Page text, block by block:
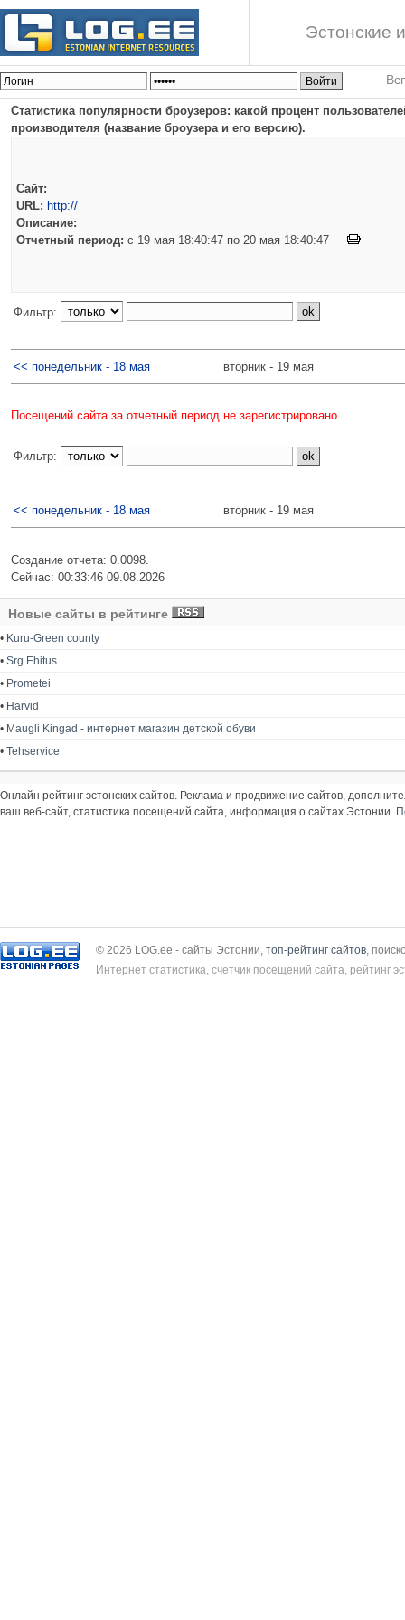
Эстонские
Статистика популярности броузеров: какой процент
производителя (название броузера и его версию).
Сайт:
URL: http://
Описание:
Отчетный период: c 19 мая 18:40:47 по 20 мая 18:40:47
Фильтр:
<< понедельник - 18 мая вторник - 19 мая
Посещений сайта за отчетный период не зарегистрировано.
Фильтр:
<< понедельник - 18 мая вторник - 19 мая
Создание отчета: 0.0098.
Сейчас: 00:33:46 09.08.2026
Новые сайты в рейтинге
• Kuru-Green county
• Srg Ehitus
• Prometei
• Harvid
• Maugli Kingad - интернет магазин детской обуви
• Tehservice
Онлайн рейтинг эстонских сайтов. Реклама и продвижение сайтов,
ваш веб-сайт, статистика посещений сайта, информация о сайтах Эстонии.
© 2026 LOG.ee - сайты Эстонии, топ-рейтинг сайтов ,
Интернет статистика, счетчик посещений сайта, рейтинг